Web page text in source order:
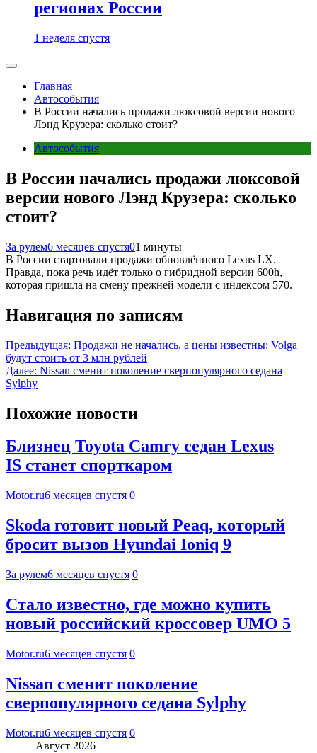
регионах России
1 неделя спустя
Главная
Автособытия
В России начались продажи люксовой версии нового
Лэнд Крузера: сколько стоит?
Автособытия
В России начались продажи люксовой
версии нового Лэнд Крузера: сколько
стоит?
За рулем6 месяцев спустя01 минуты
В России стартовали продажи обновлённого Lexus LX.
Правда, пока речь идёт только о гибридной версии 600h,
которая пришла на смену прежней модели с индексом 570.
Навигация по записям
Предыдущая: Продажи не начались, а цены известны: Volga
будут стоить от 3 млн рублей
Далее: Nissan сменит поколение сверпопулярного седана
Sylphy
Похожие новости
Близнец Toyota Camry седан Lexus
IS станет спорткаром
Motor.ru6 месяцев спустя 0
Skoda готовит новый Peaq, который
бросит вызов Hyundai Ioniq 9
За рулем6 месяцев спустя 0
Стало известно, где можно купить
новый российский кроссовер UMO 5
Motor.ru6 месяцев спустя 0
Nissan сменит поколение
сверпопулярного седана Sylphy
Motor.ru6 месяцев спустя 0
Август 2026